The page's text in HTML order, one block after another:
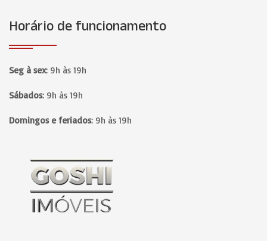
Horário de funcionamento
Seg à sex: 9h às 19h
Sábados: 9h às 19h
Domingos e feriados: 9h às 19h
Página inicial